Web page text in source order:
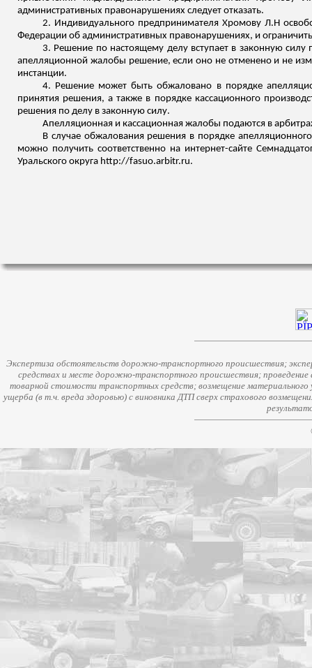
административных правонарушениях следует отказать.
2. Индивидуального предпринимателя ХромовуЛ.Н
Федерации об административных правонарушениях, и
3. Решение по настоящему делу вступает в законную
апелляционной жалобы решение, если оно не отменено и не
инстанции.
4. Решение может быть обжаловано в порядке
принятия решения, а также в порядке кассационного
решения по делу в законную силу.
Апелляционная и кассационная жалобы подаются в
В случае обжалования решения в порядке
можно получить соответственно на интернет-сайте
Уральского округа http://fasuo.arbitr.ru.
Экспертиза обстоятельств дорожно-транспортного происшествия;
средствах и месте дорожно-транспортного происшествия;
товарной стоимости транспортных средств; возмещение
ущерба (в т.ч. вреда здоровью) с виновника ДТП сверх страхового